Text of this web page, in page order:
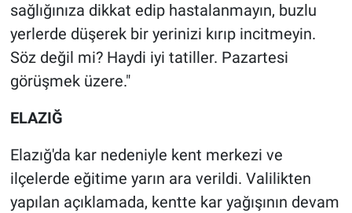
sağlığınıza dikkat edip hastalanmayın, buzlu
yerlerde düşerek bir yerinizi kırıp incitmeyin.
Söz değil mi? Haydi iyi tatiller. Pazartesi
görüşmek üzere."
ELAZIĞ
Elazığ'da kar nedeniyle kent merkezi ve
ilçelerde eğitime yarın ara verildi. Valilikten
yapılan açıklamada, kentte kar yağışının devam